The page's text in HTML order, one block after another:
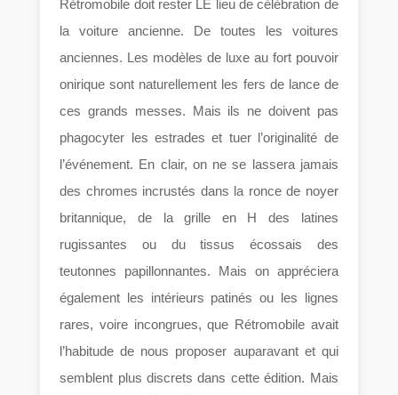
Rétromobile doit rester LE lieu de célébration de
la voiture ancienne. De toutes les voitures
anciennes. Les modèles de luxe au fort pouvoir
onirique sont naturellement les fers de lance de
ces grands messes. Mais ils ne doivent pas
phagocyter les estrades et tuer l’originalité de
l’événement. En clair, on ne se lassera jamais
des chromes incrustés dans la ronce de noyer
britannique, de la grille en H des latines
rugissantes ou du tissus écossais des
teutonnes papillonnantes. Mais on appréciera
également les intérieurs patinés ou les lignes
rares, voire incongrues, que Rétromobile avait
l’habitude de nous proposer auparavant et qui
semblent plus discrets dans cette édition. Mais